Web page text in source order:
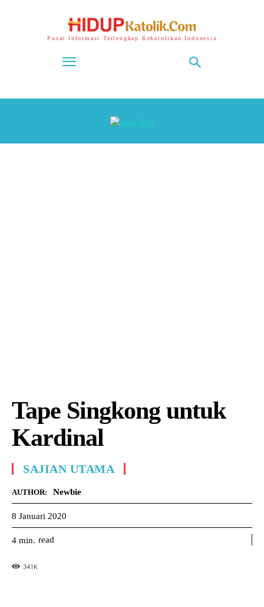
Pusat Informasi Terlengkap Kekatolikan Indonesia
Tape Singkong untuk
Kardinal
SAJIAN UTAMA
AUTHOR: Newbie
8 Januari 2020
4 min. read
341 K